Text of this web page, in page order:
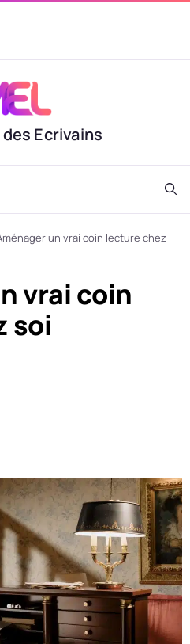
Ecrivains
un vrai coin lecture chez
vrai coin
soi